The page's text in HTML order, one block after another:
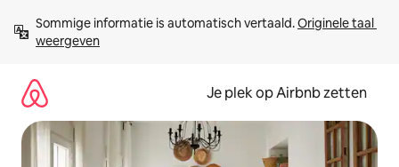
direct
naar
Sommige informatie is automatisch vertaald. Originele taal
weergeven
Je plek op Airbnb zetten